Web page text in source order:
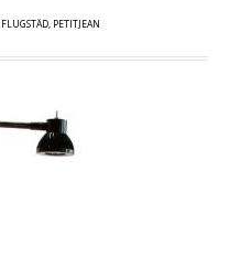
FLUGSTÄD, PETITJEAN